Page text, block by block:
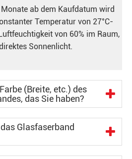
ab dem Kaufdatum wird
Temperatur von 27°C-
von 60% im Raum,
Sonnenlicht.
(Breite, etc.) des
das Sie haben?
Glasfaserband